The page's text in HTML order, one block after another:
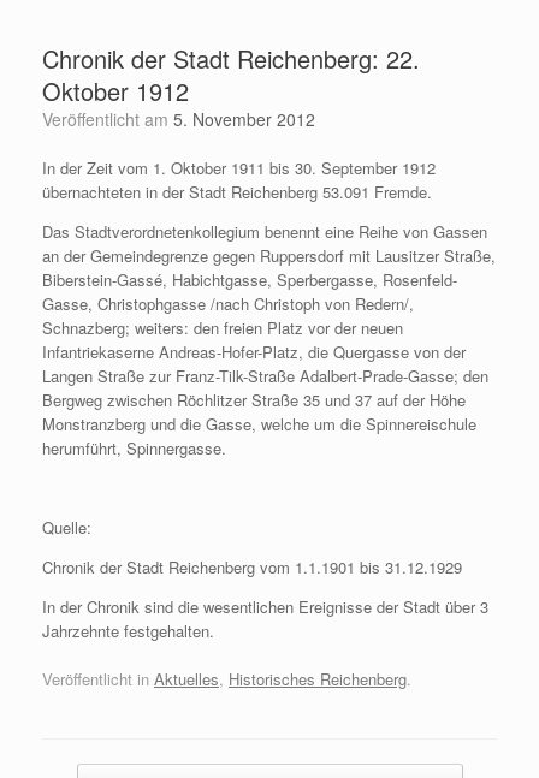
springenChronik der Stadt Reichenberg: 22.
Oktober 1912
Veröffentlicht am 5. November 2012
In der Zeit vom 1. Oktober 1911 bis 30. September 1912
übernachteten in der Stadt Reichenberg 53.091 Fremde.
Das Stadtverordnetenkollegium benennt eine Reihe von Gassen
an der Gemeindegrenze gegen Ruppersdorf mit Lausitzer Straße,
Biberstein-Gassé, Habichtgasse, Sperbergasse, Rosenfeld-
Gasse, Christophgasse /nach Christoph von Redern/,
Schnazberg; weiters: den freien Platz vor der neuen
Infantriekaserne Andreas-Hofer-Platz, die Quergasse von der
Langen Straße zur Franz-Tilk-Straße Adalbert-Prade-Gasse; den
Bergweg zwischen Röchlitzer Straße 35 und 37 auf der Höhe
Monstranzberg und die Gasse, welche um die Spinnereischule
herumführt, Spinnergasse.
Quelle:
Chronik der Stadt Reichenberg vom 1.1.1901 bis 31.12.1929
In der Chronik sind die wesentlichen Ereignisse der Stadt über 3
Jahrzehnte festgehalten.
Veröffentlicht in Aktuelles, Historisches Reichenberg.